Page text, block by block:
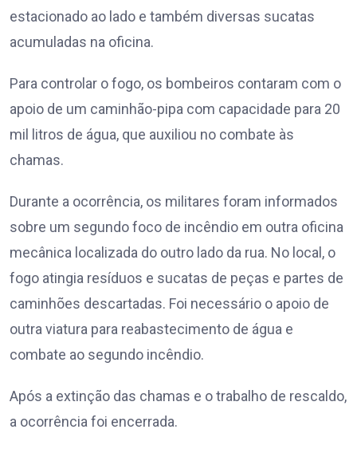
estacionado ao lado e também diversas sucatas
acumuladas na oficina.
Para controlar o fogo, os bombeiros contaram com o
apoio de um caminhão-pipa com capacidade para 20
mil litros de água, que auxiliou no combate às
chamas.
Durante a ocorrência, os militares foram informados
sobre um segundo foco de incêndio em outra oficina
mecânica localizada do outro lado da rua. No local, o
fogo atingia resíduos e sucatas de peças e partes de
caminhões descartadas. Foi necessário o apoio de
outra viatura para reabastecimento de água e
combate ao segundo incêndio.
Após a extinção das chamas e o trabalho de rescaldo,
a ocorrência foi encerrada.